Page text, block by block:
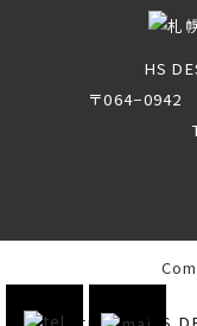
HS
〒064−0942